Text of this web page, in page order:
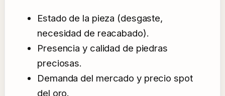
Estado de la pieza (desgaste,
necesidad de reacabado).
Presencia y calidad de piedras
preciosas.
Demanda del mercado y precio spot
del oro.